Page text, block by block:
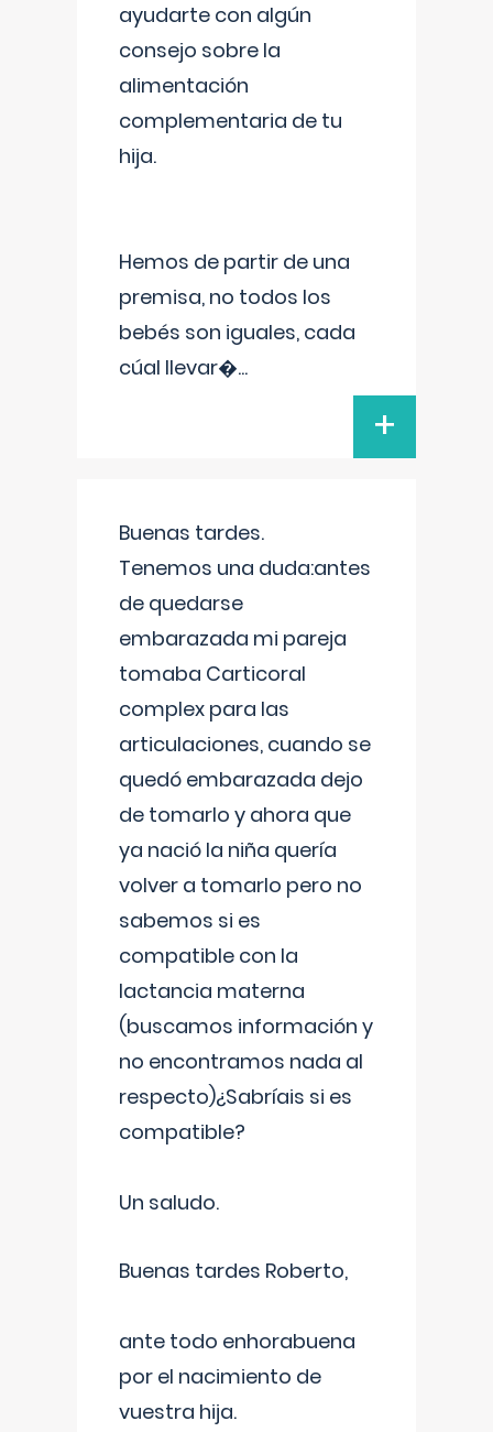
ayudarte con algún
consejo sobre la
alimentación
complementaria de tu
hija.
Hemos de partir de una
premisa, no todos los
bebés son iguales, cada
cúal llevar�...
+
Buenas tardes.
Tenemos una duda:antes
de quedarse
embarazada mi pareja
tomaba Carticoral
complex para las
articulaciones, cuando se
quedó embarazada dejo
de tomarlo y ahora que
ya nació la niña quería
volver a tomarlo pero no
sabemos si es
compatible con la
lactancia materna
(buscamos información y
no encontramos nada al
respecto)¿Sabríais si es
compatible?
Un saludo.
Buenas tardes Roberto,
ante todo enhorabuena
por el nacimiento de
vuestra hija.